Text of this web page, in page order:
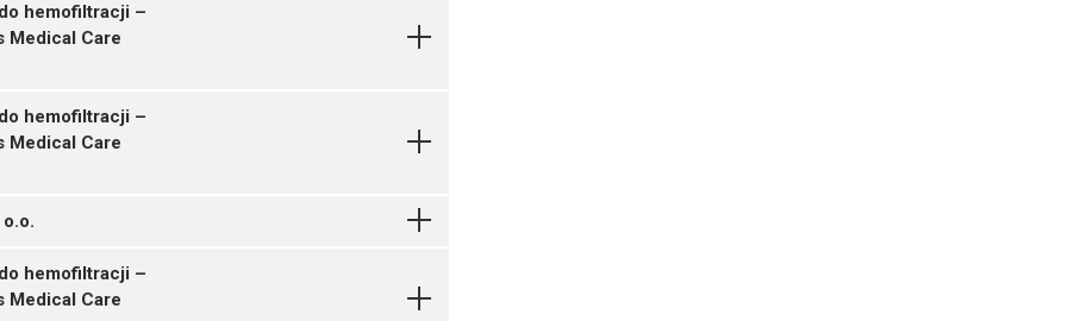
¦ UR/Z/4c/162/26
hemofiltracji –
Medical Care
hemofiltracji –
Medical Care
hemofiltracji –
Medical Care